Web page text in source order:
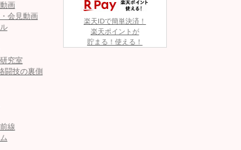
へ 次のページへ ≫
！ビキニ姿も
画
会見動画
究室
闘技の裏側
線
楽天IDで簡単決済！
楽天ポイントが
貯まる！使える！